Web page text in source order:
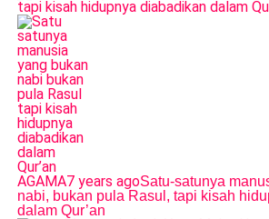
AGAMA7 years agoSatu-satunya
nabi, bukan pula Rasul, tapi kisah
dalam Qur’an